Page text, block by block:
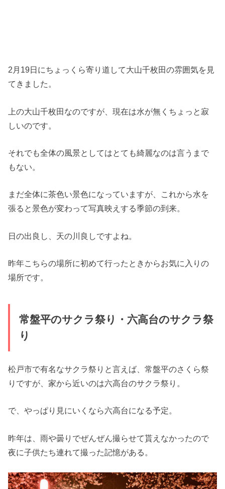
2月19日にちょっくら寄り道して大山千枚田の雰囲気を見
てきました。
上の大山千枚田なのですが、現在は水が無くちょっと寂
しいのです。
それでも全体の風景としてはとても綺麗なのは言うまで
もない。
まだ全体に茶色い景色になっていますが、これから水を
張ると景色が変わって写真映えする季節の到来。
日の出良し、天の川良しですよね。
昨年こちらの場所に初めて行ったときからお気に入りの
場所です。
常盤平のサクラ祭り・六高台のサクラ祭
り
松戸市で有名なサクラ祭りと言えば、常盤平のさくら祭
りですが、家から近いのは六高台のサクラ祭り。
で、やっぱり見にいくなら六高台になる予定。
昨年は、雨や曇りでぜんぜん撮らせて貰えなかったので
夜に子供たち連れて撮った記憶がある。